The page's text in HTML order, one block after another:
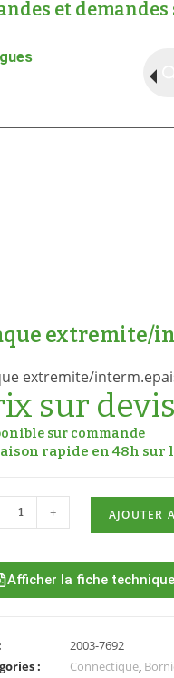
et
extremite/
extremite/
sur devis
sur commande
rapide en 48h sur
+ AJOUTER
Afficher la fiche technique
2003-7692
:
Connectique,